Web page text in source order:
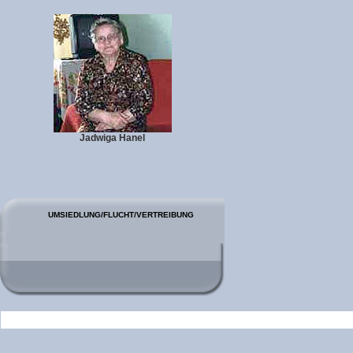
Jadwiga Hanel